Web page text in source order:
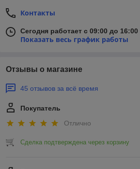
Контакты
Сегодня работает с 09:00 до 16:00
Показать весь график работы
Отзывы о магазине
45 отзывов за всё время
Покупатель
Отлично
Сделка подтверждена через корзину